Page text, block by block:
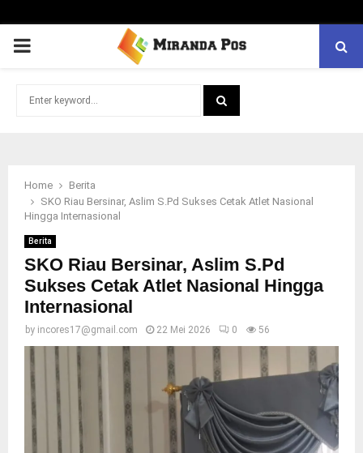
PRIMARY
Home
Berita
SKO Riau Bersinar, Aslim S.Pd Sukses Cetak Atlet Nasional
Hingga Internasional
Berita
SKO Riau Bersinar, Aslim S.Pd
Sukses Cetak Atlet Nasional Hingga
Internasional
by incores17@gmail.com 22 Mei 2026 0 56